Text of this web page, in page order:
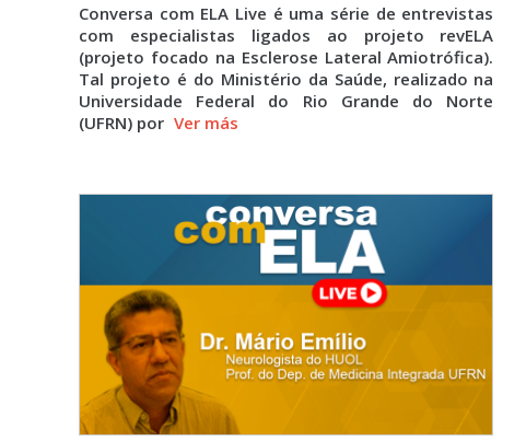
Conversa com ELA Live é uma série de entrevistas
com especialistas ligados ao projeto revELA
(projeto focado na Esclerose Lateral Amiotrófica).
Tal projeto é do Ministério da Saúde, realizado na
Universidade Federal do Rio Grande do Norte
(UFRN) por Ver más